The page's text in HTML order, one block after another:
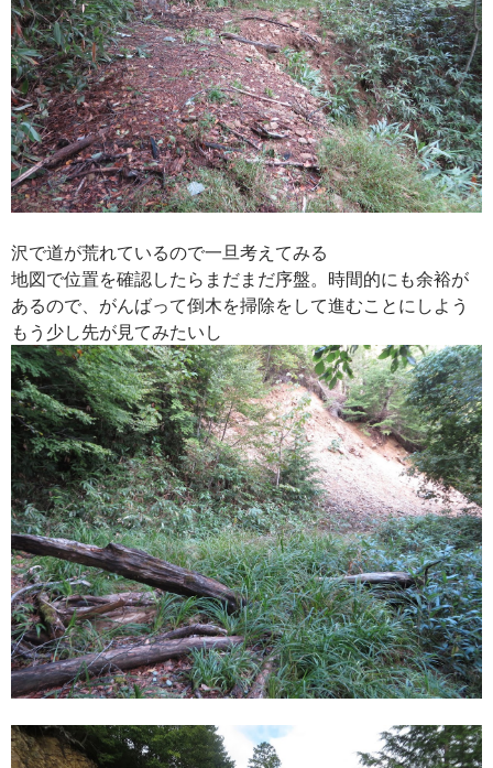
沢で道が荒れているので一旦考えてみる
地図で位置を確認したらまだまだ序盤。時間的にも余裕が
あるので、がんばって倒木を掃除をして進むことにしよう
もう少し先が見てみたいし